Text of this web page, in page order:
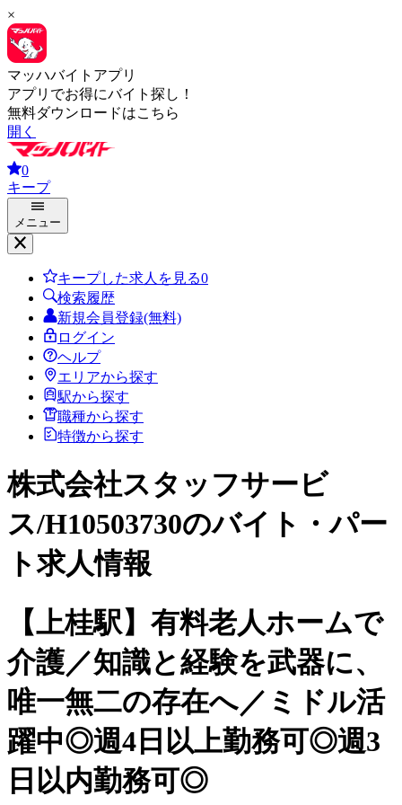
×
マッハバイトアプリ
アプリでお得にバイト探し！
無料ダウンロードはこちら
開く
0
キープ
メニュー
キープした求人を見る0
検索履歴
新規会員登録(無料)
ログイン
ヘルプ
エリアから探す
駅から探す
職種から探す
特徴から探す
株式会社スタッフサービ
ス/H10503730のバイト・パー
ト求人情報
【上桂駅】有料老人ホームで
介護／知識と経験を武器に、
唯一無二の存在へ／ミドル活
躍中◎週4日以上勤務可◎週3
日以内勤務可◎